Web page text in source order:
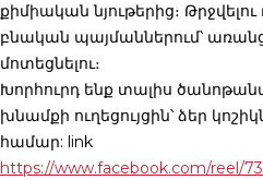
քիմիական նյութերից։
բնական պայմաններում՝
մոտեցնելու։
Խորհուրդ ենք տալիս
խնամքի ուղեցույցին՝ ձեր
համար: link
https://www.facebook.com/reel/